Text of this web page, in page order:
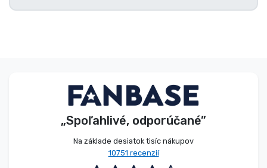
„Spoľahlivé, odporúčané”
Na základe desiatok tisíc nákupov
10751 recenzií